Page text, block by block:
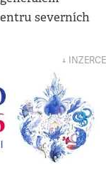
severních
↓ INZERCE